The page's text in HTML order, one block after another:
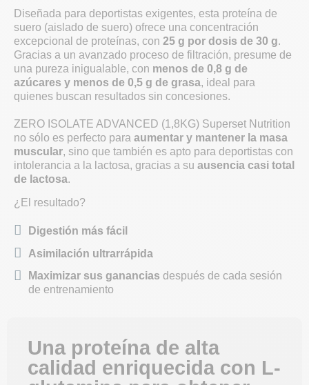
Diseñada para deportistas exigentes, esta proteína de
suero (aislado de suero) ofrece una concentración
excepcional de proteínas, con 25 g por dosis de 30 g.
Gracias a un avanzado proceso de filtración, presume de
una pureza inigualable, con menos de 0,8 g de
azúcares y menos de 0,5 g de grasa, ideal para
quienes buscan resultados sin concesiones.
ZERO ISOLATE ADVANCED (1,8KG) Superset Nutrition
no sólo es perfecto para aumentar y mantener la masa
muscular, sino que también es apto para deportistas con
intolerancia a la lactosa, gracias a su ausencia casi total
de lactosa.
¿El resultado?
Digestión más fácil
Asimilación ultrarrápida
Maximizar sus ganancias después de cada sesión
de entrenamiento
Una proteína de alta
calidad enriquecida con L-